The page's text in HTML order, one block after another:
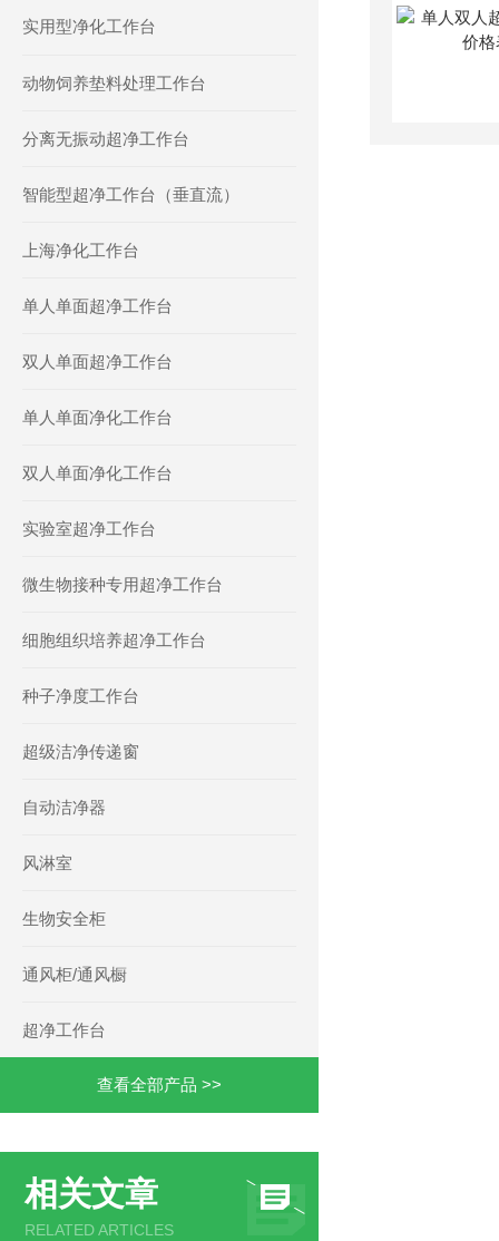
实用型净化工作台
动物饲养垫料处理工作台
分离无振动超净工作台
智能型超净工作台（垂直流）
上海净化工作台
单人单面超净工作台
双人单面超净工作台
单人单面净化工作台
双人单面净化工作台
实验室超净工作台
微生物接种专用超净工作台
细胞组织培养超净工作台
种子净度工作台
超级洁净传递窗
自动洁净器
风淋室
生物安全柜
通风柜/通风橱
超净工作台
查看全部产品 >>
相关文章
RELATED ARTICLES